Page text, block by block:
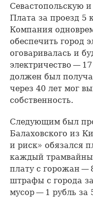
Севастопольскую
Плата за проезд 5
Компания
обеспечить город
оговаривалась и
электричество —
должен был
через 40 лет мог
собственность.
Следующим был
Балаховского из
и риск» обязался
каждый
плату с горожан —
штрафы с города
мусор — 1 рубль за